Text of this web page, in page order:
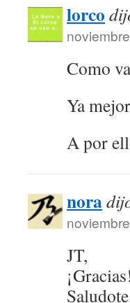
lorco
Como
Ya
A por
nora
JT,
¡Gracias!